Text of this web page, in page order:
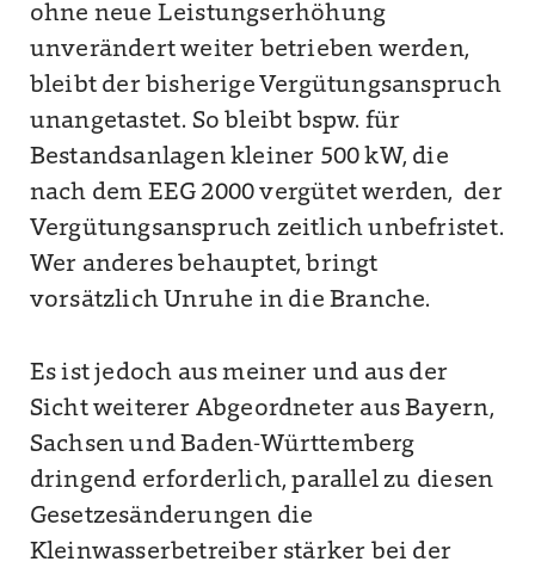
ohne neue Leistungserhöhung
unverändert weiter betrieben werden,
bleibt der bisherige Vergütungsanspruch
unangetastet. So bleibt bspw. für
Bestandsanlagen kleiner 500 kW, die
nach dem EEG 2000 vergütet werden, der
Vergütungsanspruch zeitlich unbefristet.
Wer anderes behauptet, bringt
vorsätzlich Unruhe in die Branche.
Es ist jedoch aus meiner und aus der
Sicht weiterer Abgeordneter aus Bayern,
Sachsen und Baden-Württemberg
dringend erforderlich, parallel zu diesen
Gesetzesänderungen die
Kleinwasserbetreiber stärker bei der